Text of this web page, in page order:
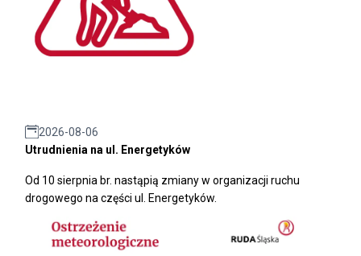
2026-08-06
Utrudnienia na ul. Energetyków
Od 10 sierpnia br. nastąpią zmiany w organizacji ruchu
drogowego na części ul. Energetyków.